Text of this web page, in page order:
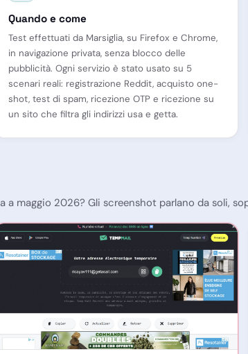
Quando e come
Test effettuati da Marsiglia, su Firefox e Chrome,
in navigazione privata, senza blocco delle
pubblicità. Ogni servizio è stato usato su 5
scenari reali: registrazione Reddit, acquisto one-
shot, test di spam, ricezione OTP e ricezione su
un sito che filtra gli indirizzi usa e getta.
a maggio 2026? Gli screenshot parlano da soli,